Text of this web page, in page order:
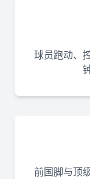
球员跑动、
前国脚与顶